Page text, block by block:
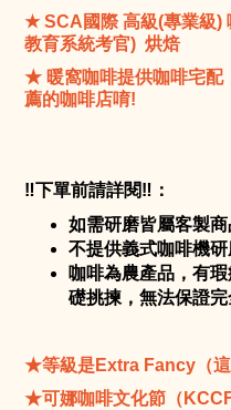
★SCA 國際 高級(專業級)
教育系統考官) 烘焙
★ 暖窩咖啡提供咖啡宅配
薦的咖啡店唷!
‼️下單前請詳閱‼️ ：
如需研磨皆屬客製商
不提供義式咖啡機研
咖啡為農產品，有
礎挑揀，無法保證完
★等級是Extra Fancy（
★可娜咖啡文化節（